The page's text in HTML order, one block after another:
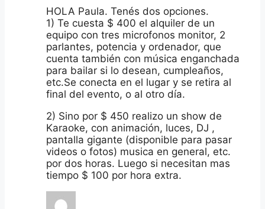
HOLA Paula. Tenés dos opciones.
1) Te cuesta $ 400 el alquiler de un
equipo con tres microfonos monitor, 2
parlantes, potencia y ordenador, que
cuenta también con música enganchada
para bailar si lo desean, cumpleaños,
etc.Se conecta en el lugar y se retira al
final del evento, o al otro día.
2) Sino por $ 450 realizo un show de
Karaoke, con animación, luces, DJ ,
pantalla gigante (disponible para pasar
videos o fotos) musica en general, etc.
por dos horas. Luego si necesitan mas
tiempo $ 100 por hora extra.